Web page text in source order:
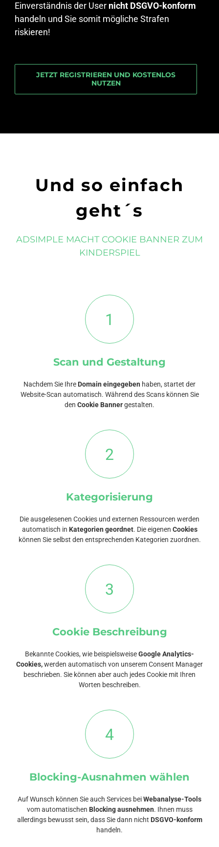
Einverständnis der User nicht DSGVO-konform
handeln und Sie somit mögliche Strafen
riskieren!
JETZT REGISTRIEREN UND KOSTENLOS
NUTZEN
Und so einfach
geht´s
ADSIMPLE MACHT COOKIE BANNER ZUM
KINDERSPIEL
1
Scan und Gestaltung
Nachdem Sie Ihre Domain eingegeben haben, startet der
Website-Scan automatisch. Während des Scans können Sie
den Cookie Bannergestalten.
2
Kategorisierung
Die ausgelesenen Cookies und externen Ressourcen werden
automatisch in Kategorien geordnet. Die eigenen Cookies
können Sie selbst den entsprechenden Kategorien zuordnen.
3
Cookie Beschreibung
Bekannte Cookies, wie beispielsweiseGoogle Analytics-
Cookies,werden automatisch von unserem Consent Manager
beschrieben. Sie können aber auch jedes Cookie mit Ihren
Worten beschreiben.
4
Blocking-Ausnahmen wählen
Auf Wunsch können Sie auch Services beiWebanalyse-Tools
vom automatischen Blocking ausnehmen. Ihnen muss
allerdings bewusst sein, dass Sie dann nicht DSGVO-konform
handeln.